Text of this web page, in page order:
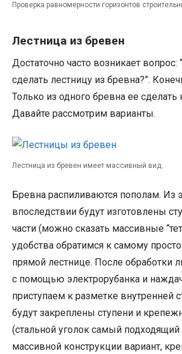
Проверка равномерности горизонтов
Лестница из бревен
Достаточно часто возникает
сделать лестницу из бревна?”.
Только из одного бревна ее сделать
Давайте рассмотрим варианты.
Лестница из бревен имеет массивный вид.
Бревна распиливаются пополам. Из
впоследствии будут изготовлены
части (можно сказать массивные
удобства обратимся к самому
прямой лестнице. После обработки
с помощью электрорубанка и
приступаем к разметке внутренней
будут закреплены ступени и
(стальной уголок самый подходящий
массивной конструкции вариант,